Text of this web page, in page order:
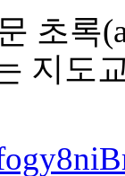
초록
지도